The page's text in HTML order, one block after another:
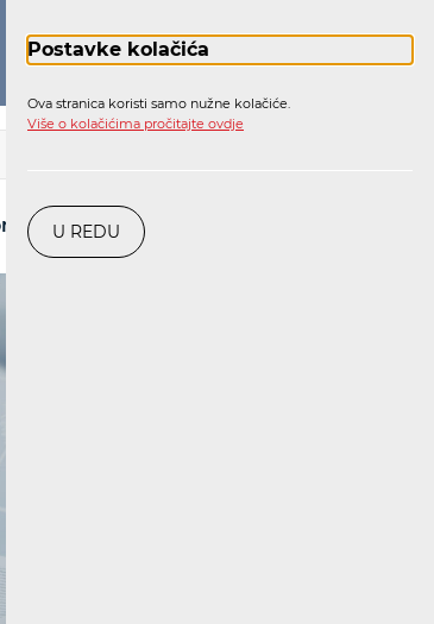
Postavke kolačića
Ova stranica koristi samo nužne kolačiće.
Više o kolačićima pročitajte ovdje
U REDU Pošta